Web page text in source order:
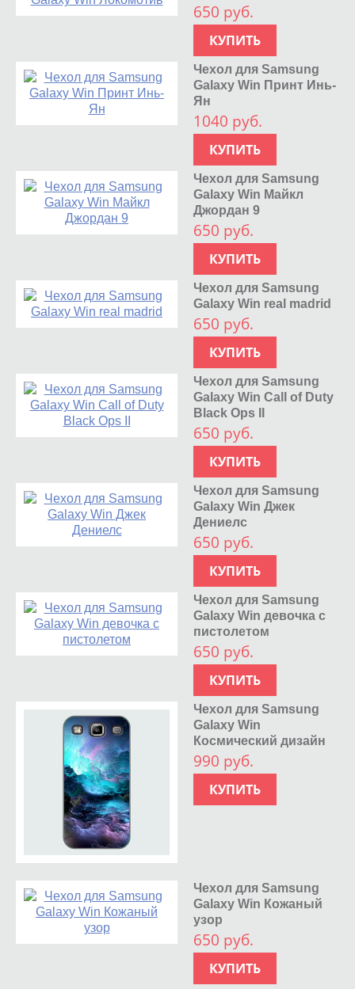
650 руб.
КУПИТЬ
Чехол для Samsung
Galaxy Win Принт Инь-
Ян
1040 руб.
КУПИТЬ
Чехол для Samsung
Galaxy Win Майкл
Джордан 9
650 руб.
КУПИТЬ
Чехол для Samsung
Galaxy Win real madrid
650 руб.
КУПИТЬ
Чехол для Samsung
Galaxy Win Call of Duty
Black Ops II
650 руб.
КУПИТЬ
Чехол для Samsung
Galaxy Win Джек
Дениелс
650 руб.
КУПИТЬ
Чехол для Samsung
Galaxy Win девочка с
пистолетом
650 руб.
КУПИТЬ
Чехол для Samsung
Galaxy Win
Космический дизайн
990 руб.
КУПИТЬ
Чехол для Samsung
Galaxy Win Кожаный
узор
650 руб.
КУПИТЬ